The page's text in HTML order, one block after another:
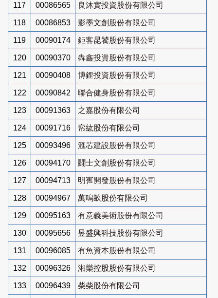
117 00086565 良沐實投資股份有限公司
118 00086853 影墨文創股份有限公司
119 00090174 鉅客昆饕股份有限公司
120 00090370 犇鑫投資股份有限公司
121 00090408 博鋰投資股份有限公司
122 00090842 聯合健身股份有限公司
123 00091363 之嘉股份有限公司
124 00091716 帟紘股份有限公司
125 00093496 滙芯建設股份有限公司
126 00094170 鬪士文創股份有限公司
127 00094713 明寯開發股份有限公司
128 00094967 萬鳴畝股份有限公司
129 00095163 有意義美術股份有限公司
130 00095656 昱盛興科技股份有限公司
131 00096085 有魚資本股份有限公司
132 00096326 湘樂控股股份有限公司
133 00096439 柴柴股份有限公司